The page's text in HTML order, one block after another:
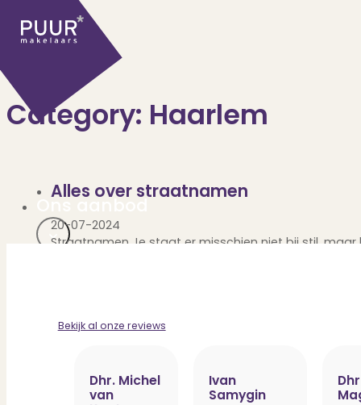
Net te laat? Kijk mee..
Nieuwbouw projecten
De toekomst, te koop..
Category: Haarlem
Alles over straatnamen
20-07-2024
Straatnamen Je staat er misschien niet bij stil,
Bekijk al onze reviews
Dhr. Michel
van
Ivan
Samygin